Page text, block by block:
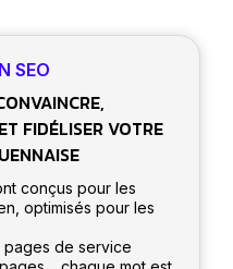
SEO
FIDÉLISER VOTRE
conçus pour les
optimisés pour les
de service